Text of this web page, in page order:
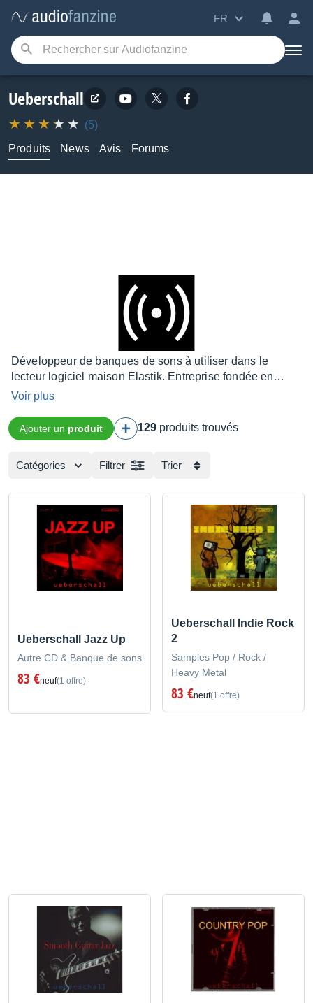
FR
Ueberschall
(5)
Produits
News Avis Forums
Développeur de banques de sons à utiliser dans le
lecteur logiciel maison Elastik. Entreprise fondée en
1987 à Hanovre
Voir plus
Ajouter un produit 129 produits trouvés
Catégories Filtrer Trier
Ueberschall Jazz Up
Autre CD & Banque de sons
83 €neuf(1 offre)
Ueberschall Indie Rock
2
Samples Pop / Rock /
Heavy Metal
83 €neuf(1 offre)